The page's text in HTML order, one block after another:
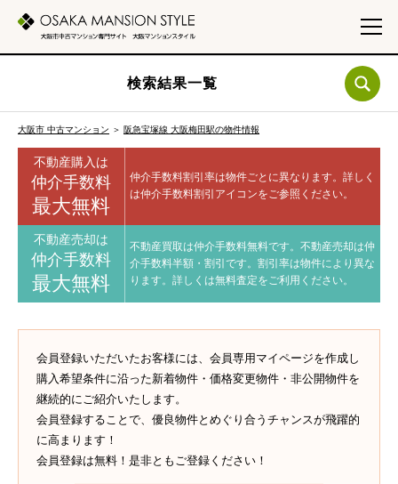
検索結果一覧
大阪市 中古マンション ＞ 阪急宝塚線 大阪梅田駅の物件情報
不動産購入は
仲介手数料
最大無料
仲介手数料割引率は物件ごとに異なります。 詳しく
は仲介手数料割引アイコンをご参照ください。
不動産売却は
仲介手数料
最大無料
不動産買取は仲介手数料無料です。 不動産売却は仲
介手数料半額・割引です。 割引率は物件により異な
ります。 詳しくは無料査定をご利用ください。
会員登録いただいたお客様には、会員専用マイページを作成し
購入希望条件に沿った新着物件・価格変更物件・非公開物件を
継続的にご紹介いたします。
会員登録することで、優良物件とめぐり合うチャンスが飛躍的
に高まります！
会員登録は無料！是非ともご登録ください！